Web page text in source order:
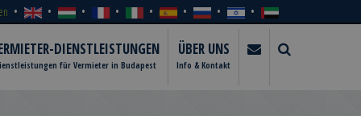
DIENSTLEISTUNGEN
für Vermieter in Budapest
ÜBER UNS
Info & Kontakt